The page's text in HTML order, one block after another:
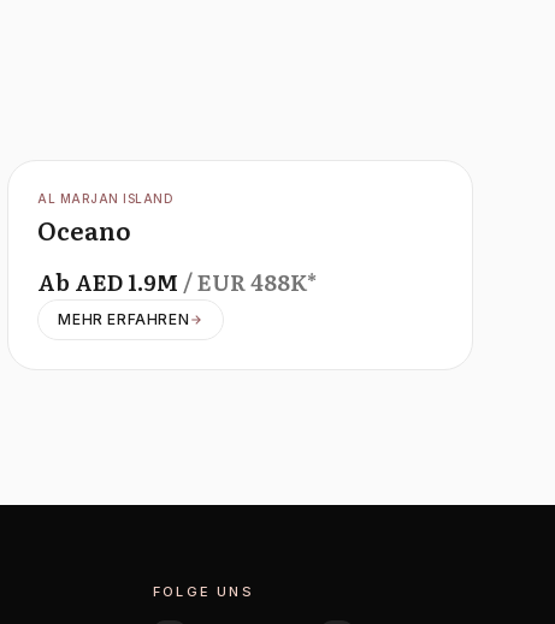
OFFPLAN
AL MARJAN ISLAND
Oceano
Ab AED1.9M / EUR488K*
MEHR ERFAHREN
FOLGE UNS